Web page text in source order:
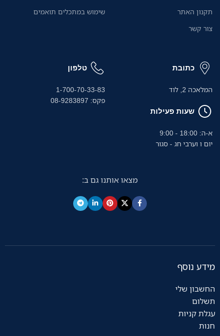
תקנון האתר
צור קשר
שימוש במתכלים תואמים
כתובת
המלאכה 2, לוד
שעות פעילות
א-ה: 18:00 - 9:00
יום ו וערבי חג - סגור
טלפון
1-700-70-33-83
פקס: 08-9283897
מצאו אותנו גם ב:
מידע נוסף
החשבון שלי
תשלום
עגלת קניות
חנות